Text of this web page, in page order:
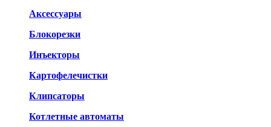
Аксессуары
Блокорезки
Инъекторы
Картофелечистки
Клипсаторы
Котлетные автоматы